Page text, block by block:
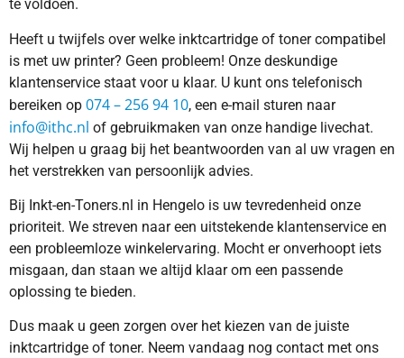
te voldoen.
Heeft u twijfels over welke inktcartridge of toner compatibel
is met uw printer? Geen probleem! Onze deskundige
klantenservice staat voor u klaar. U kunt ons telefonisch
bereiken op 074 – 256 94 10, een e-mail sturen naar
info@ithc.nl of gebruikmaken van onze handige livechat.
Wij helpen u graag bij het beantwoorden van al uw vragen en
het verstrekken van persoonlijk advies.
Bij Inkt-en-Toners.nl in Hengelo is uw tevredenheid onze
prioriteit. We streven naar een uitstekende klantenservice en
een probleemloze winkelervaring. Mocht er onverhoopt iets
misgaan, dan staan we altijd klaar om een passende
oplossing te bieden.
Dus maak u geen zorgen over het kiezen van de juiste
inktcartridge of toner. Neem vandaag nog contact met ons